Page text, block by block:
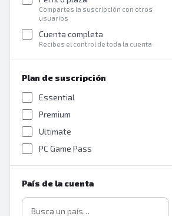
Compartes la suscripción con otros
usuarios
Cuenta completa
Recibes el control de toda la cuenta
Plan de suscripción
Essential
Premium
Ultimate
PC Game Pass
País de la cuenta